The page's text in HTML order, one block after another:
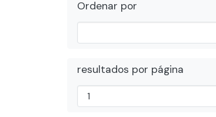
Ordenar por
resultados por página